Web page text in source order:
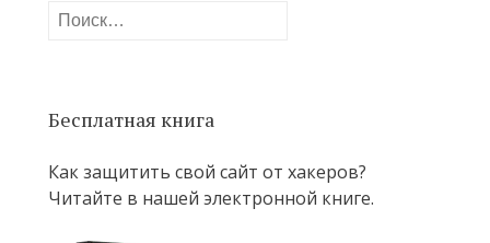
Найти:
Бесплатная книга
Как защитить свой сайт от хакеров?
Читайте в нашей электронной книге.